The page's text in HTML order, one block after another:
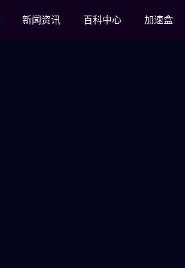
新闻资讯 百科中心 加速盒